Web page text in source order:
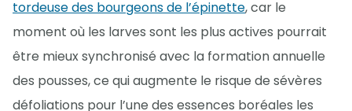
tordeuse des bourgeons de l’épinette, car le
moment où les larves sont les plus actives pourrait
être mieux synchronisé avec la formation annuelle
des pousses, ce qui augmente le risque de sévères
défoliations pour l’une des essences boréales les